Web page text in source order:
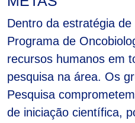
Dentro da estratégia
Programa de
recursos humanos em
pesquisa na área. Os
Pesquisa
de iniciação científica,